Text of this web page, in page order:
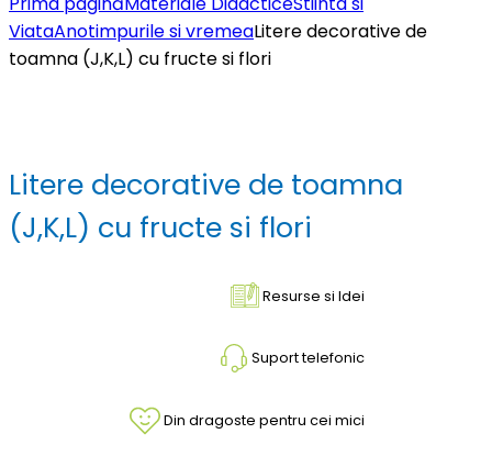
ViataAnotimpurile si vremeaLitere decorative de
toamna (J,K,L) cu fructe si flori
Litere decorative de toamna
(J,K,L) cu fructe si flori
Resurse si Idei
Suport telefonic
Din dragoste pentru cei mici